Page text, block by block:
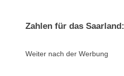
Zahlen für das Saarland:
Weiter nach der Werbung